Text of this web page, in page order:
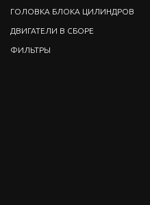
ГОЛОВКА БЛОКА ЦИЛИНДРОВ
ДВИГАТЕЛИ В СБОРЕ
ФИЛЬТРЫ